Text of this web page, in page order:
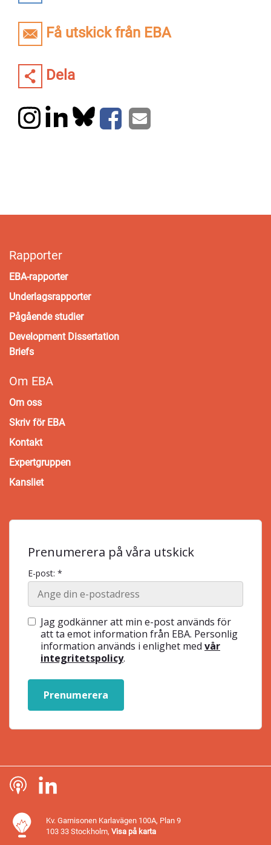
Få utskick från EBA
Dela
Rapporter
EBA-rapporter
Underlagsrapporter
Pågående studier
Development Dissertation
Briefs
Om EBA
Om oss
Skriv för EBA
Kontakt
Expertgruppen
Kansliet
Prenumerera på våra utskick
E-post: *
Jag godkänner att min e-post används för
att ta emot information från EBA. Personlig
information används i enlighet med vår
integritetspolicy.
Prenumerera
Kv. Garnisonen Karlavägen 100A, Plan 9
103 33 Stockholm, Visa på karta